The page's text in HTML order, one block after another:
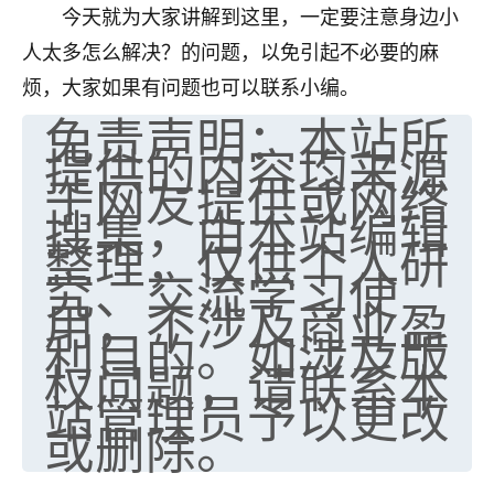
今天就为大家讲解到这里，一定要注意身边小
人太多怎么解决？的问题，以免引起不必要的麻
烦，大家如果有问题也可以联系小编。
免责声明：本站所
提供的内容均来源
于网友提供或网络
搜集，由本站编辑
整理，仅供个人研
究、交流学习使
用，不涉及商业盈
利目的。如涉及版
权问题，请联系本
站管理员予以更改
或删除。